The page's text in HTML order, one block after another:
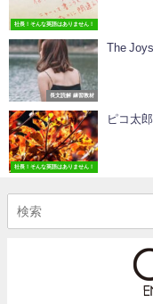
社長！そんな英語はありません！
長文読解 練習教材
The
社長！そんな英語はありません！
ピコ太